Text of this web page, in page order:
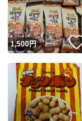
いいね！
1,500円